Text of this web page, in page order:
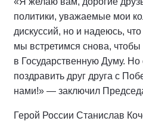
политики, уважаемые мои
дискуссий, но и надеюсь,
мы встретимся снова,
в Государственную Думу.
поздравить друг друга с
нами!» — заключил
Герой России Станислав